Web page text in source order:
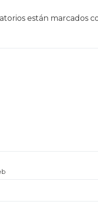
están marcados